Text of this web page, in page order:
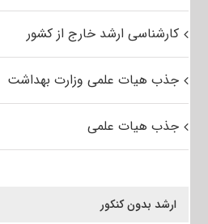
کارشناسی ارشد خارج از کشور
جذب هیات علمی وزارت بهداشت
جذب هیات علمی
ارشد بدون کنکور